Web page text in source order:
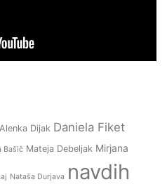
Alenka Dijak Daniela Fiket
Bašič Mateja Debeljak Mirjana
Nataša Durjava navdih